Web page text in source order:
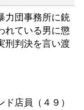
力団事務所に銃
れている男に懲
刑判決を言い渡
店員（４９）